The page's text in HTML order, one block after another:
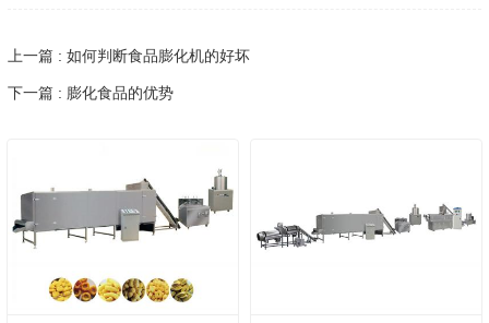
上一篇 : 如何判断食品膨化机的好坏
下一篇 : 膨化食品的优势